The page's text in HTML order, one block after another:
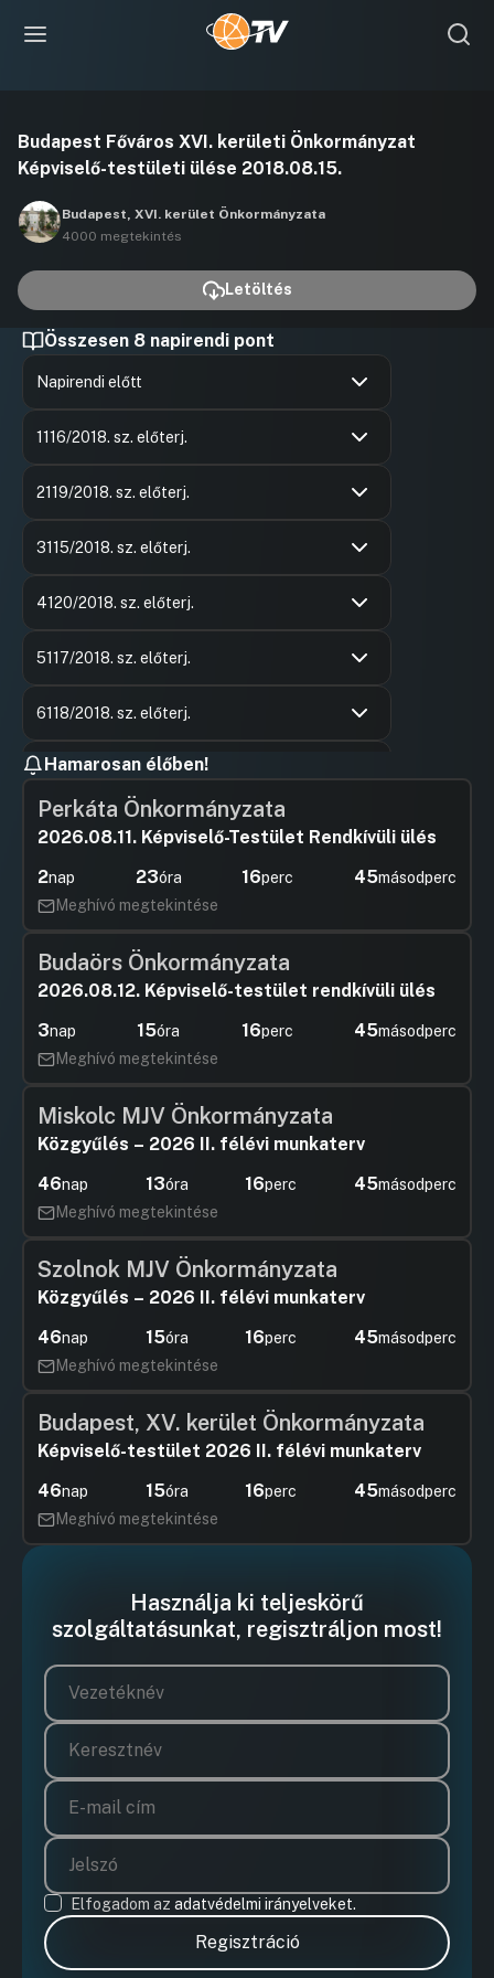
lejátszása
Budapest Főváros XVI. kerületi Önkormányzat
Képviselő-testületi ülése 2018.08.15.
Budapest, XVI. kerület Önkormányzata
4000 megtekintés
Letöltés
Összesen 8 napirendi pont
Napirendi előtt
1116/2018. sz. előterj.
2119/2018. sz. előterj.
3115/2018. sz. előterj.
4120/2018. sz. előterj.
5117/2018. sz. előterj.
6118/2018. sz. előterj.
Hozzászólások
7 Hamarosan élőben!
Perkáta Önkormányzata
2026.08.11. Képviselő-Testület Rendkívüli ülés
2nap 23óra 16perc 45másodperc
Meghívó megtekintése
Budaörs Önkormányzata
2026.08.12. Képviselő-testület rendkívüli ülés
3nap 15óra 16perc 45másodperc
Meghívó megtekintése
Miskolc MJV Önkormányzata
Közgyűlés – 2026 II. félévi munkaterv
46nap 13óra 16perc 45másodperc
Meghívó megtekintése
Szolnok MJV Önkormányzata
Közgyűlés – 2026 II. félévi munkaterv
46nap 15óra 16perc 45másodperc
Meghívó megtekintése
Budapest, XV. kerület Önkormányzata
Képviselő-testület 2026 II. félévi munkaterv
46nap 15óra 16perc 45másodperc
Meghívó megtekintése
Használja ki teljeskörű
szolgáltatásunkat, regisztráljon most!
Elfogadom az adatvédelmi irányelveket.
Regisztráció